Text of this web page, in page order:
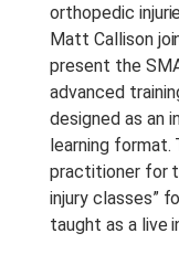
orthopedic
Matt Callison
present the
advanced
designed as an
learning format.
practitioner for
injury classes”
taught as a live